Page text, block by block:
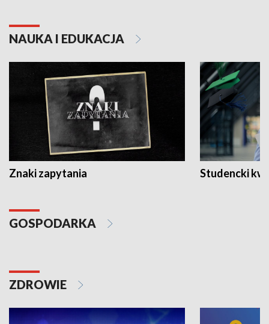
NAUKA I EDUKACJA
Znaki zapytania Studencki
GOSPODARKA
ZDROWIE